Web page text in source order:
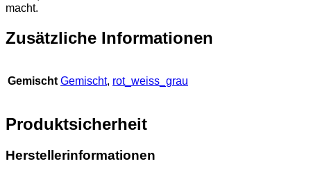
macht.
Zusätzliche Informationen
Gemischt Gemischt, rot_weiss_grau
Produktsicherheit
Herstellerinformationen